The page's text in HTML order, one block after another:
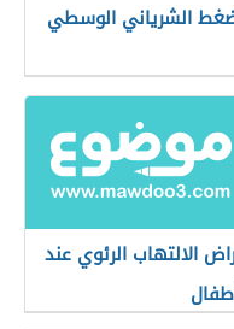
الشرياني الوسطي
الالتهاب الرئوي عند